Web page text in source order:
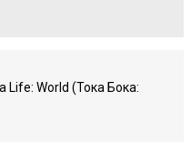
Life: World (Тока Бока: